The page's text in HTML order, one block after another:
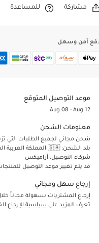
مشاركة للمساعدة
آمن وسهل
موعد التوصيل المتوقع
Aug 08 - Aug 12
معلومات الشحن
شحن مجاني لجميع الطلبات التي تزيد عن ٢٠٠
بلد الشحن: 🇸🇦 المملكة العربية السعودية
شركاء التوصيل: أراميكس
قد يتم تغيير موعد التوصيل
إرجاع سهل ومجاني
إرجاع المشتريات بسهولة مجاناً خلال ٧
تعرف المزيد على سياسية الإرجاع